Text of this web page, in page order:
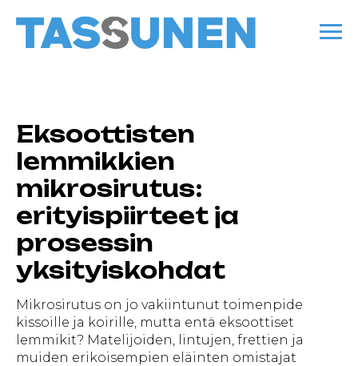
Eksoottisten
lemmikkien
mikrosirutus:
erityispiirteet ja
prosessin
yksityiskohdat
Mikrosirutus on jo vakiintunut toimenpide
kissoille ja koirille, mutta entä eksoottiset
lemmikit? Matelijoiden, lintujen, frettien ja
muiden erikoisempien eläinten omistajat